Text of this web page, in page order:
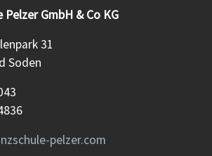
Pelzer GmbH & Co KG
31
Soden
pelzer.com